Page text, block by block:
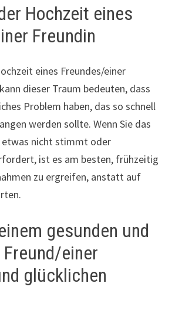
Hochzeit eines
Freundin
eines Freundes/einer
dieser Traum bedeuten, dass
Problem haben, das so schnell
werden sollte. Wenn Sie das
etwas nicht stimmt oder
ist es am besten, frühzeitig
zu ergreifen, anstatt auf
gesunden und
einer
glücklichen